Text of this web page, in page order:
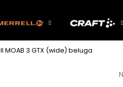
MOAB 3 GTX (wide) beluga
Co potřebujete